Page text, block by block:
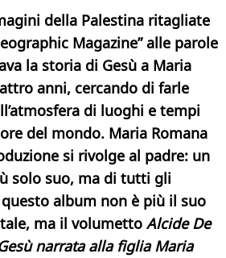
della Palestina ritagliate
Magazine” alle parole
la storia di Gesù a Maria
anni, cercando di farle
di luoghi e tempi
del mondo. Maria Romana
si rivolge al padre: un
solo suo, ma di tutti gli
album non è più il suo
ma il volumetto Alcide De
narrata alla figlia Maria